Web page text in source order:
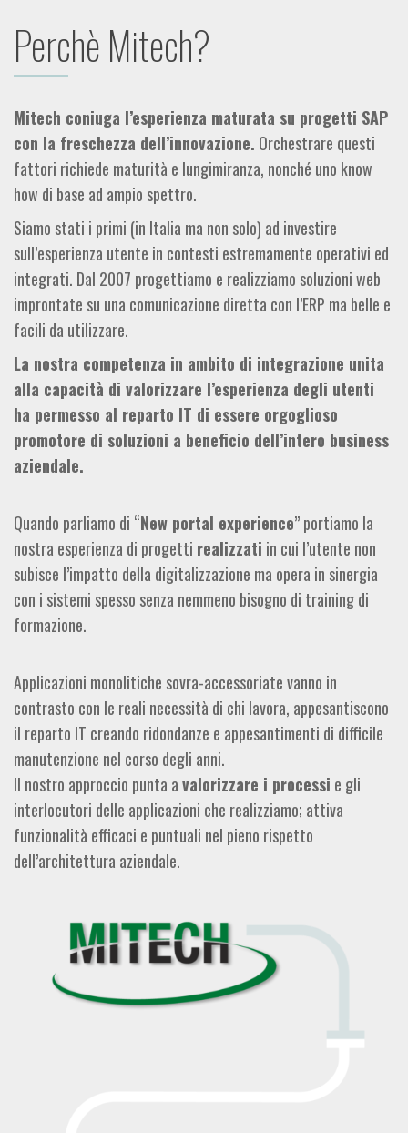
Perchè Mitech?
Mitech coniuga l’esperienza maturata su progetti SAP
con la freschezza dell’innovazione. Orchestrare questi
fattori richiede maturità e lungimiranza, nonché uno know
how di base ad ampio spettro.
Siamo stati i primi (in Italia ma non solo) ad investire
sull’esperienza utente in contesti estremamente operativi ed
integrati. Dal 2007 progettiamo e realizziamo soluzioni web
improntate su una comunicazione diretta con l’ERP ma belle e
facili da utilizzare.
La nostra competenza in ambito di integrazione unita
alla capacità di valorizzare l’esperienza degli utenti
ha permesso al reparto IT di essere orgoglioso
promotore di soluzioni a beneficio dell’intero business
aziendale.
Quando parliamo di “New portal experience” portiamo la
nostra esperienza di progetti realizzati in cui l’utente non
subisce l’impatto della digitalizzazione ma opera in sinergia
con i sistemi spesso senza nemmeno bisogno di training di
formazione.
Applicazioni monolitiche sovra-accessoriate vanno in
contrasto con le reali necessità di chi lavora, appesantiscono
il reparto IT creando ridondanze e appesantimenti di difficile
manutenzione nel corso degli anni.
Il nostro approccio punta avalorizzare i processi e gli
interlocutori delle applicazioni che realizziamo; attiva
funzionalità efficaci e puntuali nel pieno rispetto
dell’architettura aziendale.